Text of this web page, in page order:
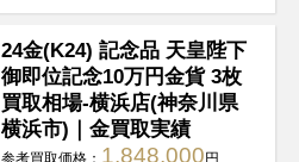
24金(K24) 記念品 天皇陛下
御即位記念10万円金貨 3枚
買取相場-横浜店(神奈川県
横浜市)｜金買取実績
参考買取価格： 1,848,000 円